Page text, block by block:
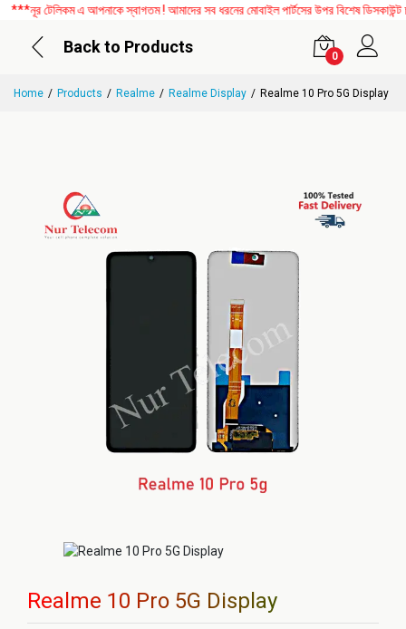
টেলিকম এ আপনাকে স্বাগতম ! আমাদের সব ধরনের মোবাইল পার্টসের উপর বিশেষ
Back to Products
0
Home Products Realme Realme Display Realme 10 Pro 5G Display
Realme 10 Pro 5G Display